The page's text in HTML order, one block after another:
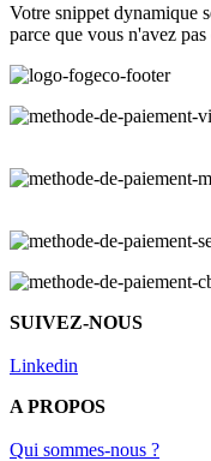
Votre snippet dynamique
parce que vous n'avez
SUIVEZ-NOUS
Linkedin
A PROPOS
Qui sommes-nous ?